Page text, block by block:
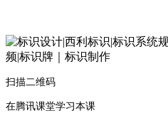
扫描二维码
在腾讯课堂学习本课